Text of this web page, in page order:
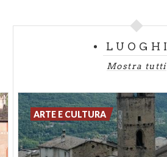
suo smantellamento nel 1526.
LUOGHI
Mostra tutti
ARTE E CULTURA